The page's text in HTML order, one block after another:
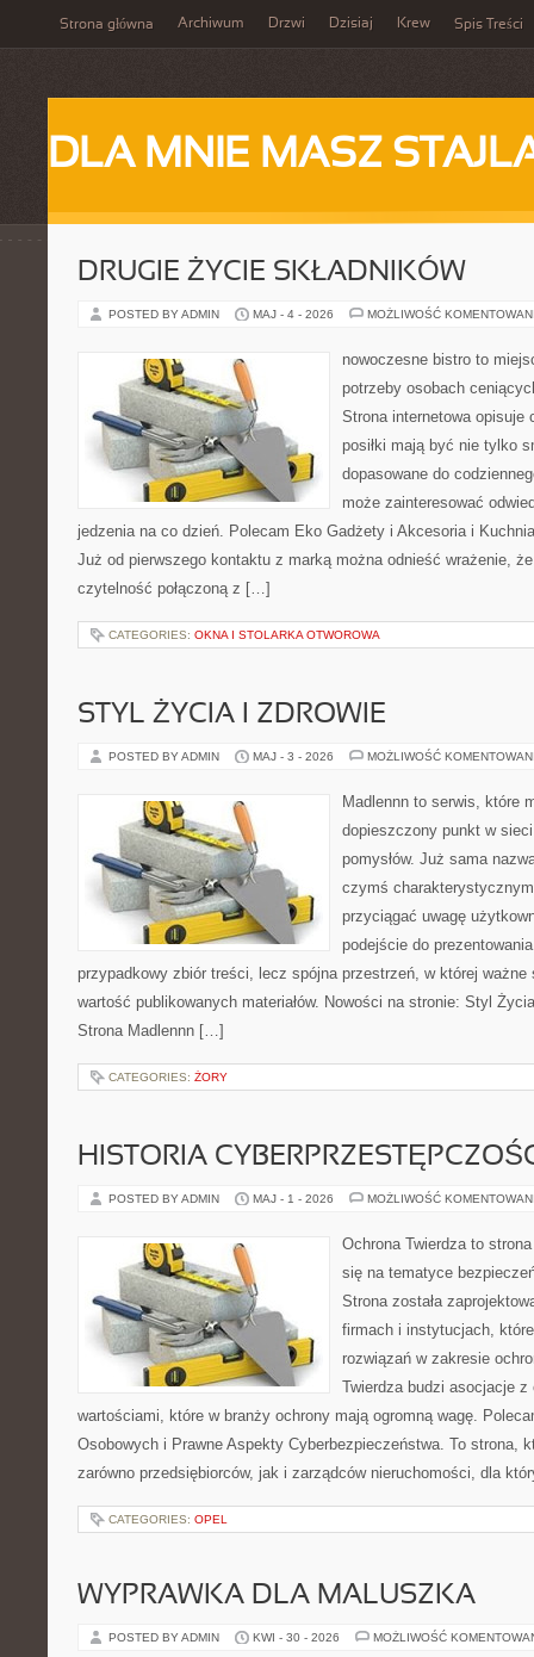
Strona główna Archiwum Drzwi Dzisiaj Krew Spis Treści
DLA MNIE MASZ
DRUGIE ŻYCIE SKŁADNIKÓW
POSTED BY ADMIN MAJ - 4 - 2026 MOŻLIWOŚĆ
nowoczesne bistro to
potrzeby osobach
Strona internetowa opisuje
posiłki mają być nie tylko
dopasowane do
może zainteresować
jedzenia na co dzień. Polecam Eko Gadżety i Akcesoria i
Już od pierwszego kontaktu z marką można odnieść wrażenie,
czytelność połączoną z […]
CATEGORIES: OKNA I STOLARKA OTWOROWA
STYL ŻYCIA I ZDROWIE
POSTED BY ADMIN MAJ - 3 - 2026 MOŻLIWOŚĆ
Madlennn to serwis, które
dopieszczony punkt w
pomysłów. Już sama
czymś
przyciągać uwagę
podejście do
przypadkowy zbiór treści, lecz spójna przestrzeń, w której
wartość publikowanych materiałów. Nowości na stronie: Styl
Strona Madlennn […]
CATEGORIES: ŻORY
HISTORIA
POSTED BY ADMIN MAJ - 1 - 2026 MOŻLIWOŚĆ
Ochrona Twierdza to
się na tematyce
Strona została
firmach i instytucjach,
rozwiązań w zakresie
Twierdza budzi asocjacje
wartościami, które w branży ochrony mają ogromną wagę.
Osobowych i Prawne Aspekty Cyberbezpieczeństwa. To strona,
zarówno przedsiębiorców, jak i zarządców nieruchomości, dla
CATEGORIES: OPEL
WYPRAWKA DLA MALUSZKA
POSTED BY ADMIN KWI - 30 - 2026 MOŻLIWOŚĆ